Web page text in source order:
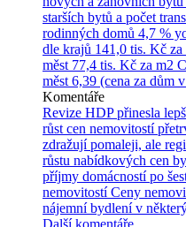
starších bytů a počet
rodinných domů 4,7 %
dle krajů 141,0 tis. Kč za
měst 77,4 tis. Kč za m2
měst 6,39 (cena za dům
Komentáře
Revize HDP přinesla
růst cen nemovitostí
zdražují pomaleji, ale
růstu nabídkových cen
příjmy domácností po
nemovitostí Ceny
nájemní bydlení v
Další komentáře